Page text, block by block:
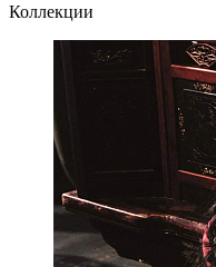
Коллекции